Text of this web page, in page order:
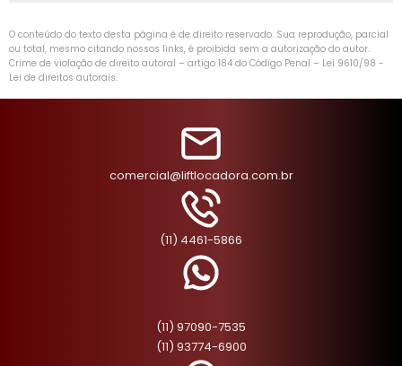
O conteúdo do texto desta página é de direito reservado. Sua reprodução, parcial
ou total, mesmo citando nossos links, é proibida sem a autorização do autor.
Crime de violação de direito autoral – artigo 184 do Código Penal – Lei 9610/98 -
Lei de direitos autorais.
comercial@liftlocadora.com.br
(11) 4461-5866
(11) 97090-7535
(11) 93774-6900